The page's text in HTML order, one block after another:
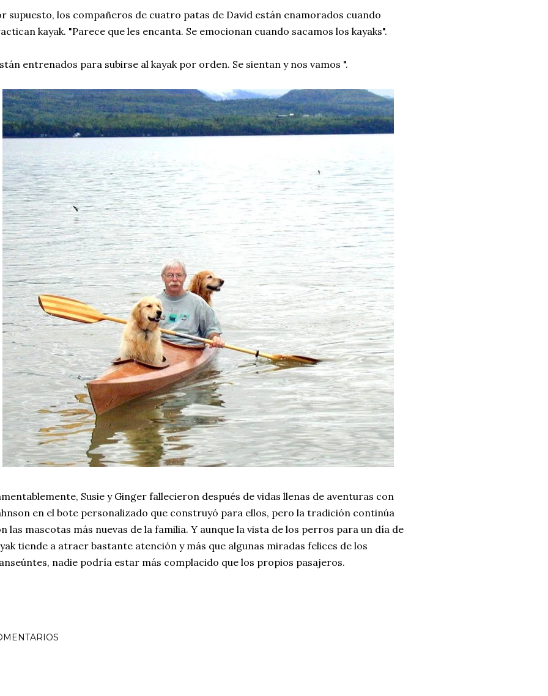
supuesto, los compañeros de cuatro patas de David están enamorados cuando
kayak. "Parece que les encanta. Se emocionan cuando sacamos los kayaks".
entrenados para subirse al kayak por orden. Se sientan y nos vamos ".
Susie y Ginger fallecieron después de vidas llenas de aventuras con
en el bote personalizado que construyó para ellos, pero la tradición continúa
las mascotas más nuevas de la familia. Y aunque la vista de los perros para un día de
tiende a atraer bastante atención y más que algunas miradas felices de los
nadie podría estar más complacido que los propios pasajeros.